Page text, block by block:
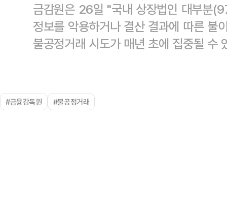
금감원은 26일 "국내 상장법인 대부분
정보를 악용하거나 결산 결과에 따른 불
불공정거래 시도가 매년 초에 집중될
#금융감독원 #불공정거래